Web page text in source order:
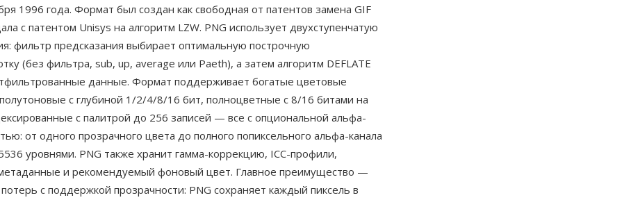
1996 года. Формат был создан как свободная от патентов замена GIF
с патентом Unisys на алгоритм LZW. PNG использует двухступенчатую
фильтр предсказания выбирает оптимальную построчную
(без фильтра, sub, up, average или Paeth), а затем алгоритм DEFLATE
данные. Формат поддерживает богатые цветовые
с глубиной 1/2/4/8/16 бит, полноцветные с 8/16 битами на
с палитрой до 256 записей — все с опциональной альфа-
от одного прозрачного цвета до полного попиксельного альфа-канала
уровнями. PNG также хранит гамма-коррекцию, ICC-профили,
и рекомендуемый фоновый цвет. Главное преимущество —
с поддержкой прозрачности: PNG сохраняет каждый пиксель в